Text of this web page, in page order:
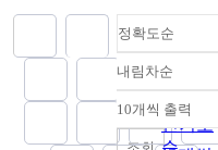
정확도순
정확도
순
인기도
내림차순
내림차
10개씩 출력